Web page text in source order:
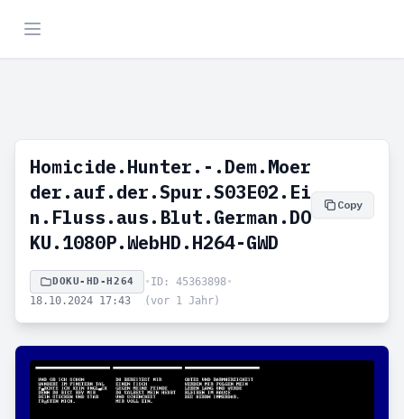
Homicide.Hunter.-.Dem.Moer
der.auf.der.Spur.S03E02.Ei
n.Fluss.aus.Blut.German.DO
KU.1080P.WebHD.H264-GWD
Copy
DOKU-HD-H264 • ID: 45363898•
18.10.2024 17:43
(vor 1 Jahr)